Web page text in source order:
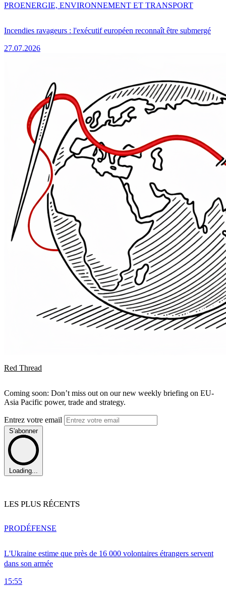
Incendies ravageurs : l'exécutif européen reconnaît être submergé
27.07.2026
PROENERGIE, ENVIRONNEMENT ET TRANSPORT
Red Thread
Coming soon: Don’t miss out on our new weekly briefing on EU-
Asia Pacific power, trade and strategy.
Entrez votre email
S'abonner
Loading...
LES PLUS RÉCENTS
L'Ukraine estime que près de 16 000 volontaires étrangers servent
dans son armée
15:55
PRODÉFENSE